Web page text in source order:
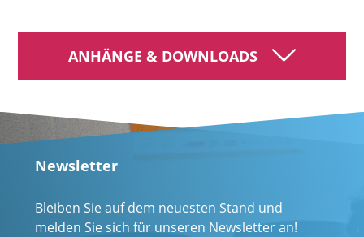
ANHÄNGE & DOWNLOADS
Newsletter
Bleiben Sie auf dem neuesten Stand und
melden Sie sich für unseren Newsletter an!